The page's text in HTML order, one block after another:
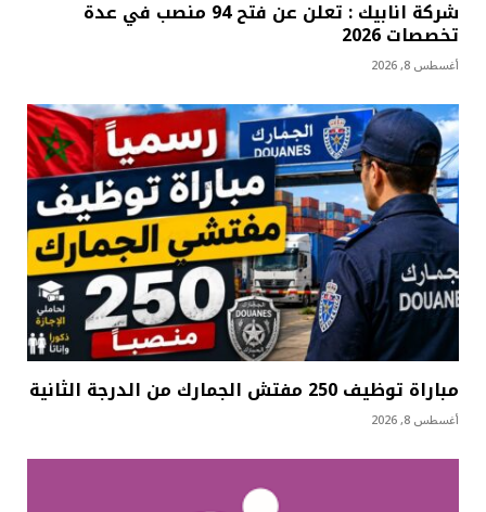
شركة انابيك : تعلن عن فتح 94 منصب في عدة
تخصصات 2026
أغسطس 8, 2026
مباراة توظيف 250 مفتش الجمارك من الدرجة الثانية
أغسطس 8, 2026